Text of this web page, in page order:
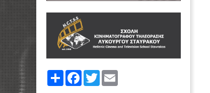
Share FacebookTwitter